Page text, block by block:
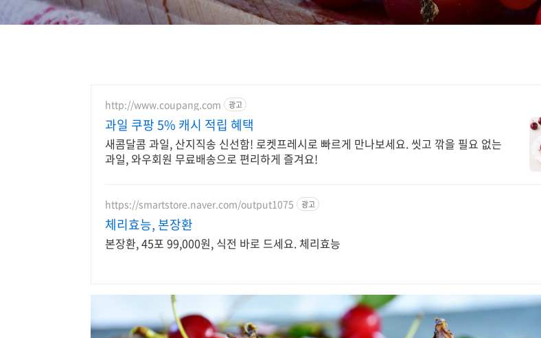
http://www.coupang.com 광고
과일 쿠팡 5% 캐시 적립 혜택
새콤달콤 과일, 산지직송 신선함! 로켓프레시로 빠르게 만나보세요. 씻고 깎을 필요 없는
과일, 와우회원 무료배송으로 편리하게 즐겨요!
https://smartstore.naver.com/output1075 광고
체리효능, 본장환
본장환, 45포 99,000원, 식전 바로 드세요. 체리효능